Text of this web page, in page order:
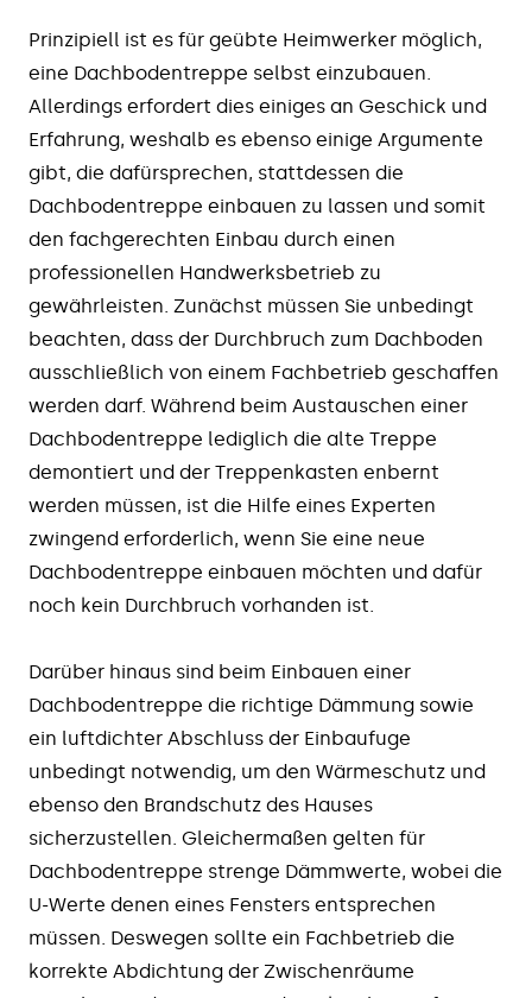
Prinzipiell ist es für geübte Heimwerker möglich,
eine Dachbodentreppe selbst einzubauen.
Allerdings erfordert dies einiges an Geschick und
Erfahrung, weshalb es ebenso einige Argumente
gibt, die dafürsprechen, stattdessen die
Dachbodentreppe einbauen zu lassen und somit
den fachgerechten Einbau durch einen
professionellen Handwerksbetrieb zu
gewährleisten. Zunächst müssen Sie unbedingt
beachten, dass der Durchbruch zum Dachboden
ausschließlich von einem Fachbetrieb geschaffen
werden darf. Während beim Austauschen einer
Dachbodentreppe lediglich die alte Treppe
demontiert und der Treppenkasten enbernt
werden müssen, ist die Hilfe eines Experten
zwingend erforderlich, wenn Sie eine neue
Dachbodentreppe einbauen möchten und dafür
noch kein Durchbruch vorhanden ist.
Darüber hinaus sind beim Einbauen einer
Dachbodentreppe die richtige Dämmung sowie
ein luftdichter Abschluss der Einbaufuge
unbedingt notwendig, um den Wärmeschutz und
ebenso den Brandschutz des Hauses
sicherzustellen. Gleichermaßen gelten für
Dachbodentreppe strenge Dämmwerte, wobei die
U-Werte denen eines Fensters entsprechen
müssen. Deswegen sollte ein Fachbetrieb die
korrekte Abdichtung der Zwischenräume